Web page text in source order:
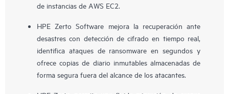
de instancias de AWS EC2.
HPE Zerto Software mejora la recuperación ante
desastres con detección de cifrado en tiempo real,
identifica ataques de ransomware en segundos y
ofrece copias de diario inmutables almacenadas de
forma segura fuera del alcance de los atacantes.